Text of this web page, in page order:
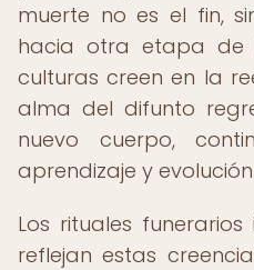
muerte no es el fin,
hacia otra etapa de
culturas creen en la
alma del difunto
nuevo cuerpo,
aprendizaje y
Los rituales
reflejan estas